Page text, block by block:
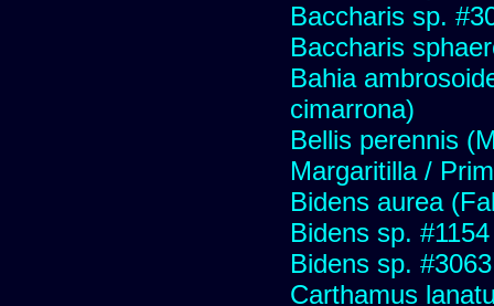
Baccharis sp.
Baccharis
Bahia
cimarrona)
Bellis perennis
Margaritilla /
Bidens aurea
Bidens sp. #1154
Bidens sp. #3063
Carthamus